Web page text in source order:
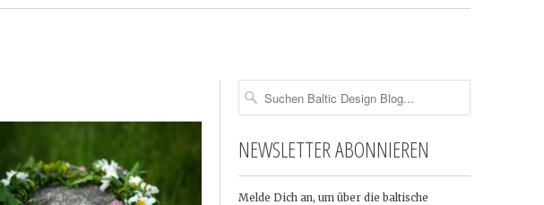
NEWSLETTER ABONNIEREN
Melde Dich an, um über die baltische